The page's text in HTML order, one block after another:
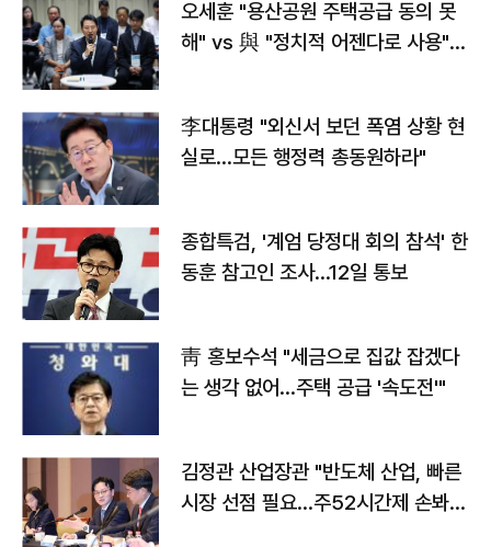
오세훈 "용산공원 주택공급 동의 못
해" vs 與 "정치적 어젠다로 사용"
李대통령 "외신서 보던 폭염 상황 현
실로…모든 행정력 총동원하라"
종합특검, '계엄 당정대 회의 참석' 한
동훈 참고인 조사...12일 통보
靑 홍보수석 "세금으로 집값 잡겠다
는 생각 없어…주택 공급 '속도전'"
김정관 산업장관 "반도체 산업, 빠른
시장 선점 필요…주52시간제 손봐